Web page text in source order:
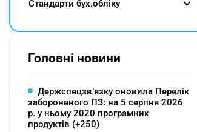
Cтандарти бух.обліку
Головні новини
Держспецзв’язку оновила Перелік
забороненого ПЗ: на 5 серпня 2026
р. у ньому 2020 програмних
продуктів (+250)